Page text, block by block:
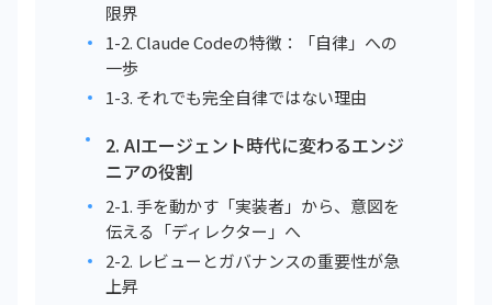
限界
1-2. Claude Codeの特徴：「自律」への
一歩
1-3. それでも完全自律ではない理由
2. AIエージェント時代に変わるエンジ
ニアの役割
2-1. 手を動かす「実装者」から、意図を
伝える「ディレクター」へ
2-2. レビューとガバナンスの重要性が急
上昇